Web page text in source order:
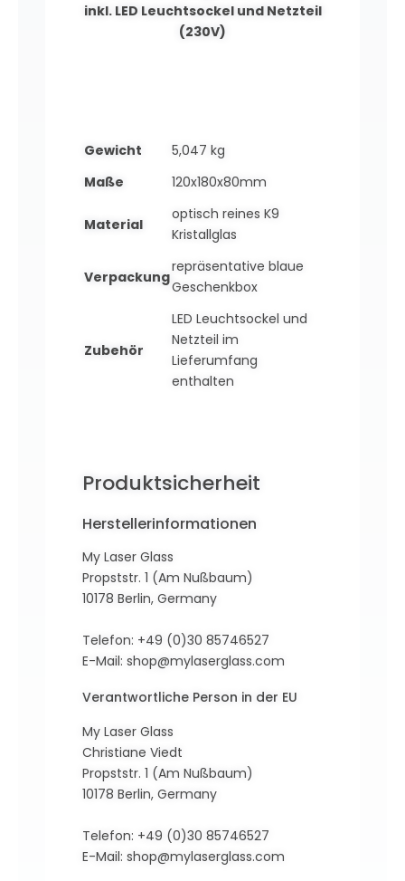
inkl. LED Leuchtsockel und Netzteil
(230V)
Gewicht
5,047 kg
Maße
120x180x80mm
Material
optisch reines K9
Kristallglas
Verpackung
repräsentative blaue
Geschenkbox
Zubehör
LED Leuchtsockel und
Netzteil im
Lieferumfang
enthalten
Produktsicherheit
Herstellerinformationen
My Laser Glass
Propststr. 1 (Am Nußbaum)
10178 Berlin, Germany
Telefon: +49 (0)30 85746527
E-Mail: shop@mylaserglass.com
Verantwortliche Person in der EU
My Laser Glass
Christiane Viedt
Propststr. 1 (Am Nußbaum)
10178 Berlin, Germany
Telefon: +49 (0)30 85746527
E-Mail: shop@mylaserglass.com